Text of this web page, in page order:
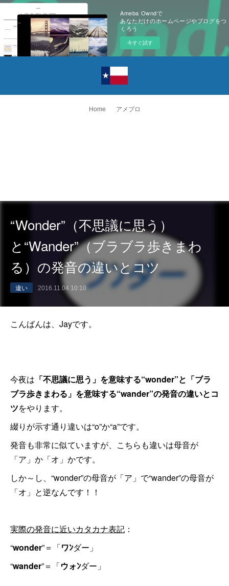
Ameba Owndで
あなただけのホームページやブログをつ
くろう
今すぐ試す
Home アメブロ
“Wonder”（不思議に思う）
と“Wander”（ブラブラ歩きまわ
る）の発音の違いとコツ
違い 2016.11.04 10:10
こんばんは、Jayです。
今夜は 「不思議に思う」を意味する“wonder”と「ブラ
ブラ歩きまわる」を意味する“wander”の発音の違いとコ
ツをやります。
綴りが示す通り違いは“o”か“a”です。
発音も非常に似ていますが、こちらも違いは母音が
「ア」か「オ」かです。
しか～し、“wonder”の母音が「ア」で“wander”の母音が
「オ」と逆なんです！！
実際の発音に近いカタカナ表記 ：
“wonder”＝「ワﾝダー」
“wander”＝「ウォﾝダー」